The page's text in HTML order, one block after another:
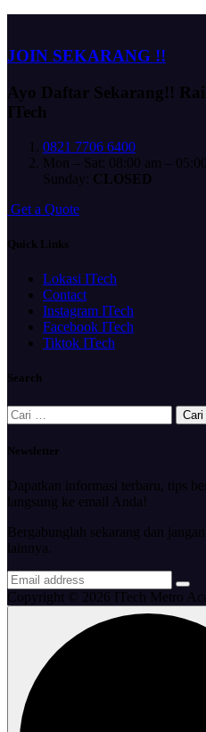
JOIN SEKARANG !!
Ayo Daftar Sekarang!!
ITech
0821 7706 6400
Mon – Sat: 08:00 am –
Sunday: CLOSED
Get a Quote
Quick Links
Lokasi ITech
Contact
Instagram ITech
Facebook ITech
Tiktok ITech
Search
Cari
untuk:
Newsletter
Dapatkan informasi terbaru, tips
langsung ke email Anda!
Bergabunglah sekarang dan
lainnya.
Copyright © 2026 ITech Metro